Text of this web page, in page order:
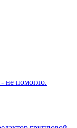
не помогло.